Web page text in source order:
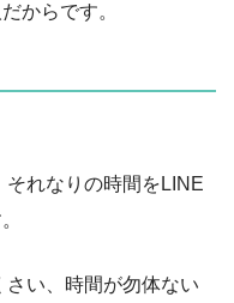
からです。
それなりの時間をLINE
い、時間が勿体ない